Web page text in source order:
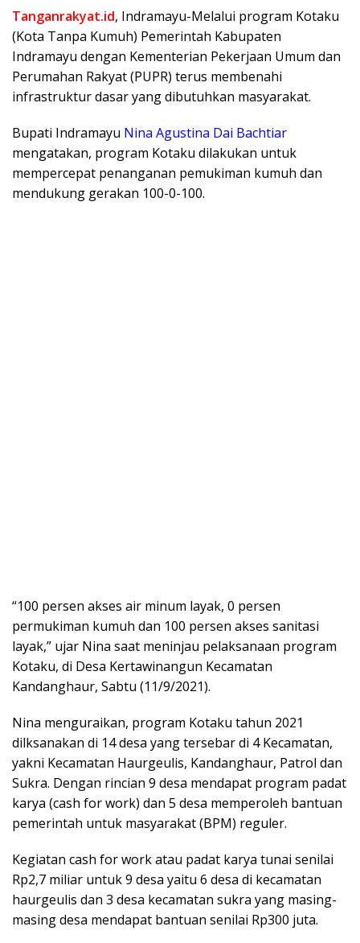
Tanganrakyat.id, Indramayu-Melalui program Kotaku
(Kota Tanpa Kumuh) Pemerintah Kabupaten
Indramayu dengan Kementerian Pekerjaan Umum dan
Perumahan Rakyat (PUPR) terus membenahi
infrastruktur dasar yang dibutuhkan masyarakat.
Bupati Indramayu Nina Agustina Dai Bachtiar
mengatakan, program Kotaku dilakukan untuk
mempercepat penanganan pemukiman kumuh dan
mendukung gerakan 100-0-100.
“100 persen akses air minum layak, 0 persen
permukiman kumuh dan 100 persen akses sanitasi
layak,” ujar Nina saat meninjau pelaksanaan program
Kotaku, di Desa Kertawinangun Kecamatan
Kandanghaur, Sabtu (11/9/2021).
Nina menguraikan, program Kotaku tahun 2021
dilksanakan di 14 desa yang tersebar di 4 Kecamatan,
yakni Kecamatan Haurgeulis, Kandanghaur, Patrol dan
Sukra. Dengan rincian 9 desa mendapat program padat
karya (cash for work) dan 5 desa memperoleh bantuan
pemerintah untuk masyarakat (BPM) reguler.
Kegiatan cash for work atau padat karya tunai senilai
Rp2,7 miliar untuk 9 desa yaitu 6 desa di kecamatan
haurgeulis dan 3 desa kecamatan sukra yang masing-
masing desa mendapat bantuan senilai Rp300 juta.